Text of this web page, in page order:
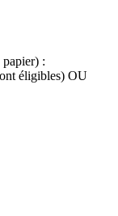
:
éligibles) OU